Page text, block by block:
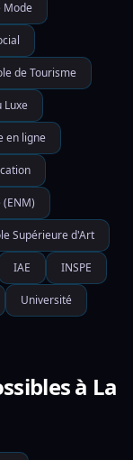
Mode
de Tourisme
Luxe
en ligne
Supérieure d'Art
IAE INSPE
Université
à La